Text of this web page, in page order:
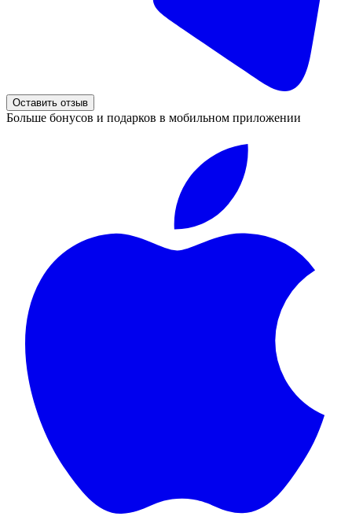
Оставить отзыв
Больше бонусов и подарков в мобильном приложении